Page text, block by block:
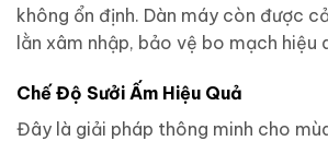
không ổn định. Dàn máy còn được
lằn xâm nhập, bảo vệ bo mạch hiệu
Chế Độ Sưởi Ấm Hiệu Quả
Đây là giải pháp thông minh cho